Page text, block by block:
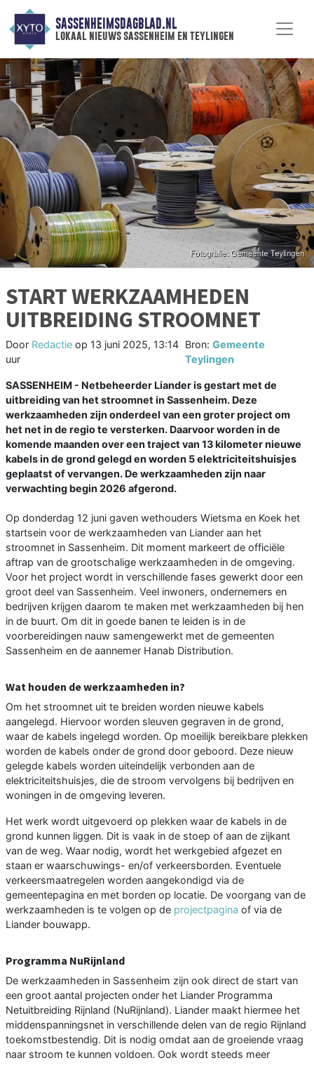
SASSENHEIMSDAGBLAD.NL
lokaal nieuws sassenheim en teylingen
START WERKZAAMHEDEN
UITBREIDING STROOMNET
Door Redactie op 13 juni 2025, 13:14
uur
Bron: Gemeente
Teylingen
SASSENHEIM - Netbeheerder Liander is gestart met de
uitbreiding van het stroomnet in Sassenheim. Deze
werkzaamheden zijn onderdeel van een groter project om
het net in de regio te versterken. Daarvoor worden in de
komende maanden over een traject van 13 kilometer nieuwe
kabels in de grond gelegd en worden 5 elektriciteitshuisjes
geplaatst of vervangen. De werkzaamheden zijn naar
verwachting begin 2026 afgerond.
Op donderdag 12 juni gaven wethouders Wietsma en Koek het
startsein voor de werkzaamheden van Liander aan het
stroomnet in Sassenheim. Dit moment markeert de officiële
aftrap van de grootschalige werkzaamheden in de omgeving.
Voor het project wordt in verschillende fases gewerkt door een
groot deel van Sassenheim. Veel inwoners, ondernemers en
bedrijven krijgen daarom te maken met werkzaamheden bij hen
in de buurt. Om dit in goede banen te leiden is in de
voorbereidingen nauw samengewerkt met de gemeenten
Sassenheim en de aannemer Hanab Distribution.
Wat houden de werkzaamheden in?
Om het stroomnet uit te breiden worden nieuwe kabels
aangelegd. Hiervoor worden sleuven gegraven in de grond,
waar de kabels ingelegd worden. Op moeilijk bereikbare plekken
worden de kabels onder de grond door geboord. Deze nieuw
gelegde kabels worden uiteindelijk verbonden aan de
elektriciteitshuisjes, die de stroom vervolgens bij bedrijven en
woningen in de omgeving leveren.
Het werk wordt uitgevoerd op plekken waar de kabels in de
grond kunnen liggen. Dit is vaak in de stoep of aan de zijkant
van de weg. Waar nodig, wordt het werkgebied afgezet en
staan er waarschuwings- en/of verkeersborden. Eventuele
verkeersmaatregelen worden aangekondigd via de
gemeentepagina en met borden op locatie. De voorgang van de
werkzaamheden is te volgen op de projectpagina of via de
Liander bouwapp.
Programma NuRijnland
De werkzaamheden in Sassenheim zijn ook direct de start van
een groot aantal projecten onder het Liander Programma
Netuitbreiding Rijnland (NuRijnland). Liander maakt hiermee het
middenspanningsnet in verschillende delen van de regio Rijnland
toekomstbestendig. Dit is nodig omdat aan de groeiende vraag
naar stroom te kunnen voldoen. Ook wordt steeds meer